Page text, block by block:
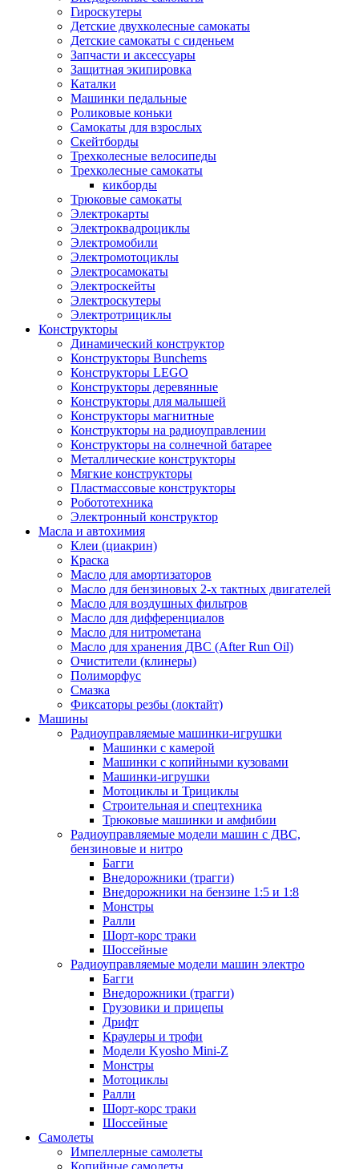
Гироскутеры
Детские двухколесные самокаты
Детские самокаты с сиденьем
Запчасти и аксессуары
Защитная экипировка
Каталки
Машинки педальные
Роликовые коньки
Самокаты для взрослых
Скейтборды
Трехколесные велосипеды
Трехколесные самокаты
кикборды
Трюковые самокаты
Электрокарты
Электроквадроциклы
Электромобили
Электромотоциклы
Электросамокаты
Электроскейты
Электроскутеры
Электротрициклы
Конструкторы
Динамический конструктор
Конструкторы Bunchems
Конструкторы LEGO
Конструкторы деревянные
Конструкторы для малышей
Конструкторы магнитные
Конструкторы на радиоуправлении
Конструкторы на солнечной батарее
Металлические конструкторы
Мягкие конструкторы
Пластмассовые конструкторы
Робототехника
Электронный конструктор
Масла и автохимия
Клеи (циакрин)
Краска
Масло для амортизаторов
Масло для бензиновых 2-х тактных двигателей
Масло для воздушных фильтров
Масло для дифференциалов
Масло для нитрометана
Масло для хранения ДВС (After Run Oil)
Очистители (клинеры)
Полиморфус
Смазка
Фиксаторы резбы (локтайт)
Машины
Радиоуправляемые машинки-игрушки
Машинки с камерой
Машинки с копийными кузовами
Машинки-игрушки
Мотоциклы и Трициклы
Строительная и спецтехника
Трюковые машинки и амфибии
Радиоуправляемые модели машин с ДВС,
бензиновые и нитро
Багги
Внедорожники (трагги)
Внедорожники на бензине 1:5 и 1:8
Монстры
Ралли
Шорт-корс траки
Шоссейные
Радиоуправляемые модели машин электро
Багги
Внедорожники (трагги)
Грузовики и прицепы
Дрифт
Краулеры и трофи
Модели Kyosho Mini-Z
Монстры
Мотоциклы
Ралли
Шорт-корс траки
Шоссейные
Самолеты
Импеллерные самолеты
Копийные самолеты